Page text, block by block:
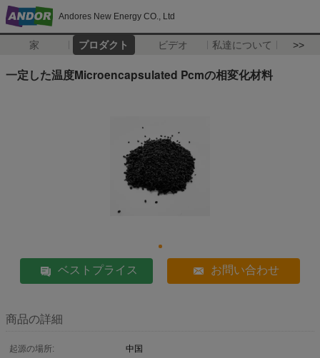
Andores New Energy CO., Ltd
家 プロダクト ビデオ 私達について >>
一定した温度Microencapsulated Pcmの相変化材料
ベストプライス お問い合わせ
商品の詳細
起源の場所:
中国